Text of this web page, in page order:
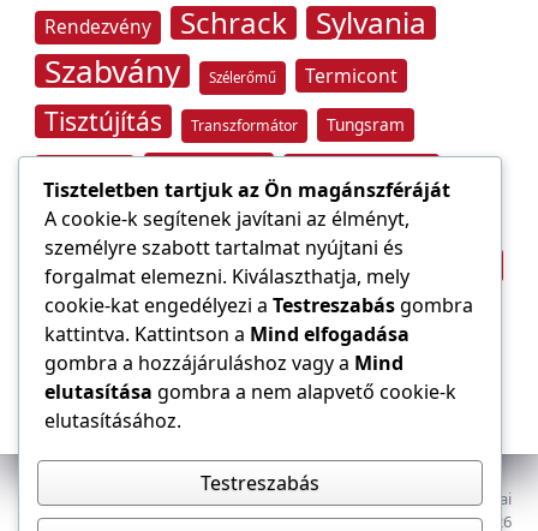
Rendezvény Schrack Sylvania
Szabvány Szélerőmű Termicont
Tisztújítás Transzformátor Tungsram
Villámvédelem
Világítástechnika Áramfogyasztás
Áramszolgáltató Építőipar átviteli hálózat
Az E-VILLAMOS szaklap a Magyar Mérnöki Kamara Elektrotechnikai
Tagozatának lapja. Minden jog fenntartva, © 2009–2026
Tiszteletben tartjuk az Ön magánszféráját
A cookie-k segítenek javítani az élményt,
személyre szabott tartalmat nyújtani és
forgalmat elemezni. Kiválaszthatja, mely
cookie-kat engedélyezi a Testreszabásgombra
kattintva. Kattintson a Mind elfogadása
gombra a hozzájáruláshoz vagy a Mind
elutasítása gombra a nem alapvető cookie-k
elutasításához.
Testreszabás